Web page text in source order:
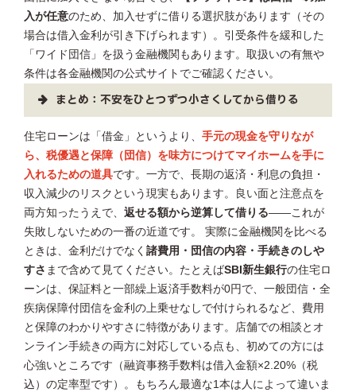
入が任意のため、加入せずに借りる選択肢があります（その
場合は借入金利が引き下げられます）。引受条件を緩和した
「ワイド団信」を扱う金融機関もあります。取扱いの有無や
条件は各金融機関の公式サイトでご確認ください。
まとめ：不安をひとつずつ小さくしてから借りる
住宅ローンは「借金」というより、 手元の現金を守りなが
ら、税優遇と保障（団信）を味方につけてマイホームを手に
入れるための道具です。一方で、長期の返済・利息の負担・
収入減少のリスクという現実もあります。良い面と注意点を
両方知ったうえで、 返せる額から逆算して借りる——これが
失敗しないための一番の近道です。 実際に金融機関を比べる
ときは、金利だけでなく 諸費用・団信の内容・手続きのしや
すさ まで含めて見てください。たとえばSBI新生銀行の住宅ロ
ーンは、保証料と一部繰上返済手数料が0円で、一般団信・全
疾病保障付団信を金利の上乗せなしで付けられるなど、費用
と保障のわかりやすさに特徴があります。店舗での相談とオ
ンライン手続きの両方に対応している点も、初めての方には
心強いところです（融資事務手数料は借入金額×2.20%（税
込）の定率型です）。もちろん最適な1本は人によって違いま